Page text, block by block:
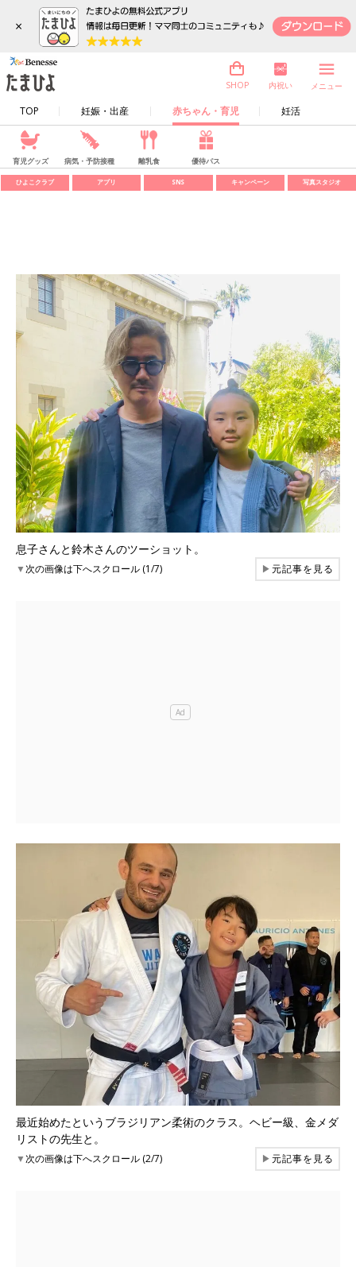
×
TOP 妊娠・出産 赤ちゃん・育児 妊活
SHOP 内祝い メニュー
育児グッズ 病気・予防接種 離乳食 優待パス
ひよこクラブ アプリ SNS キャンペーン 写真スタジオ
息子さんと鈴木さんのツーショット。
▼次の画像は下へスクロール (1/7) ▶元記事を見る
最近始めたというブラジリアン柔術のクラス。ヘビー級、金メダ
リストの先生と。
▼次の画像は下へスクロール (2/7) ▶元記事を見る